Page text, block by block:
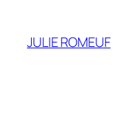
contenu
JULIE ROMEUF